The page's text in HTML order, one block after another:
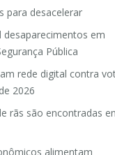
para desacelerar
desaparecimentos em
Pública
rede digital contra
2026
rãs são encontradas
alimentam